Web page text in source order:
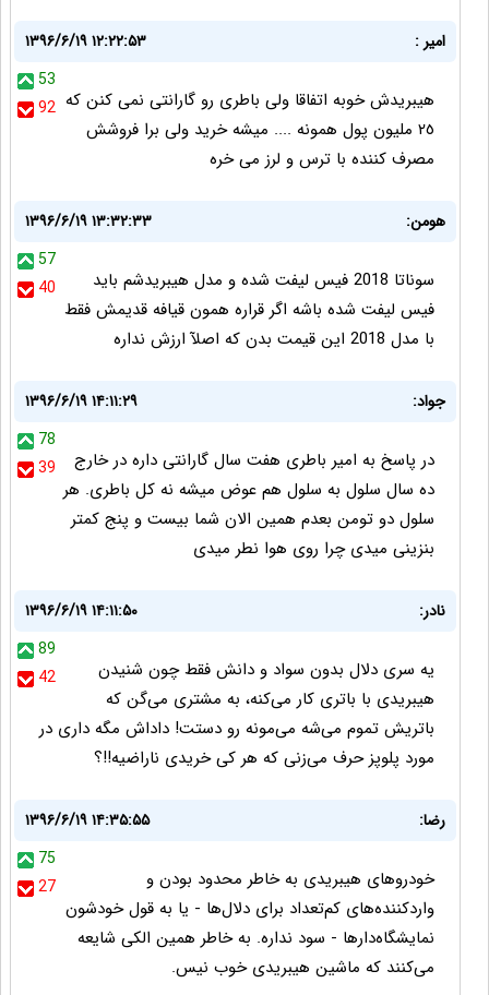
امير :
۱۳۹۶/۶/۱۹ ۱۲:۲۲:۵۳
53
92 هيبريدش خوبه اتفاقا ولى باطرى رو گارانتى نمى كنن كه
٢٥ مليون پول همونه .... ميشه خريد ولى برا فروشش
مصرف كننده با ترس و لرز مى خره
هومن:
۱۳۹۶/۶/۱۹ ۱۳:۳۲:۳۳
57
40
سوناتا 2018 فیس لیفت شده و مدل هیبریدشم باید
فیس لیفت شده باشه اگر قراره همون قیافه قدیمش فقط
با مدل 2018 این قیمت بدن که اصلآ ارزش نداره
جواد:
۱۳۹۶/۶/۱۹ ۱۴:۱۱:۲۹
78
39
در پاسخ به امیر باطری هفت سال گارانتی داره در خارج
ده سال سلول به سلول هم عوض میشه نه کل باطری. هر
سلول دو تومن بعدم همین الان شما بیست و پنج کمتر
بنزینی میدی چرا روی هوا نطر میدی
نادر:
۱۳۹۶/۶/۱۹ ۱۴:۱۱:۵۰
89
42
یه سری دلال بدون سواد و دانش فقط چون شنیدن
هیبریدی با باتری کار می‌کنه، به مشتری می‌گن که
باتریش تموم می‌شه می‌مونه رو دستت! داداش مگه داری در
مورد پلوپز حرف می‌زنی که هر کی خریدی ناراضیه!!؟
رضا:
۱۳۹۶/۶/۱۹ ۱۴:۳۵:۵۵
75
27
خودروهای هیبریدی به خاطر محدود بودن و
واردکننده‌های کم‌تعداد برای دلال‌ها - یا به قول خودشون
نمایشگاه‌دارها - سود نداره. به خاطر همین الکی شایعه
می‌کنند که ماشین هیبریدی خوب نیس.